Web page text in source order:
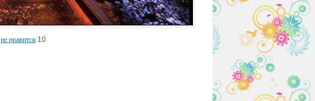
не нравится 10